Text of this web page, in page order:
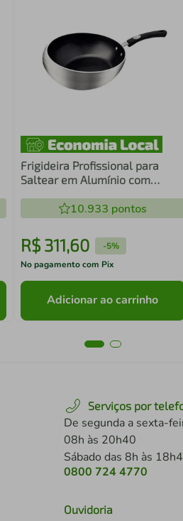
Frigideira Profissional para
Saltear em Alumínio com
Antiaderente 28 cm 3,3 L
Tramontina 20883/028
10.933 pontos
R$311,60 -5%
No pagamento com Pix
Adicionar ao carrinho
Serviços por
De segunda a sexta-
08h às 20h40
Sábado das 8h às
0800 724 4770
Ouvidoria